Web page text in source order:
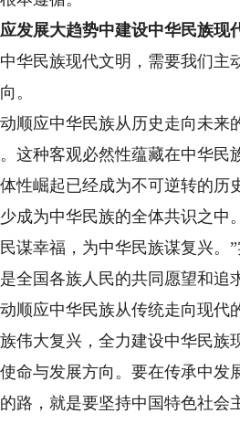
展大趋势中建设中华民族现
民族现代文明，需要我们主
。
应中华民族从历史走向未来
这种客观必然性蕴藏在中华民
性崛起已经成为不可逆转的
成为中华民族的全体共识之中
谋幸福，为中华民族谋复兴。
全国各族人民的共同愿望和追
应中华民族从传统走向现代
伟大复兴，全力建设中华民
命与发展方向。要在传承中发
路，就是要坚持中国特色社